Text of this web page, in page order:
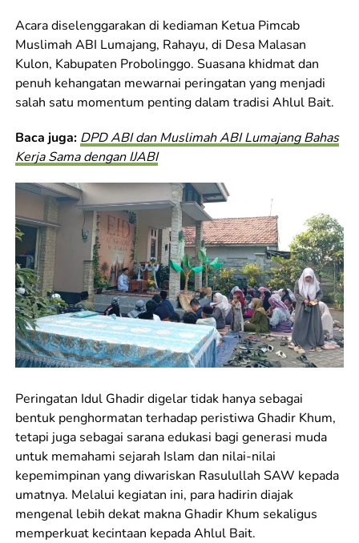
Acara diselenggarakan di kediaman Ketua Pimcab
Muslimah ABI Lumajang, Rahayu, di Desa Malasan
Kulon, Kabupaten Probolinggo. Suasana khidmat dan
penuh kehangatan mewarnai peringatan yang menjadi
salah satu momentum penting dalam tradisi Ahlul Bait.
Baca juga: DPD ABI dan Muslimah ABI Lumajang Bahas
Kerja Sama dengan IJABI
Peringatan Idul Ghadir digelar tidak hanya sebagai
bentuk penghormatan terhadap peristiwa Ghadir Khum,
tetapi juga sebagai sarana edukasi bagi generasi muda
untuk memahami sejarah Islam dan nilai-nilai
kepemimpinan yang diwariskan Rasulullah SAW kepada
umatnya. Melalui kegiatan ini, para hadirin diajak
mengenal lebih dekat makna Ghadir Khum sekaligus
memperkuat kecintaan kepada Ahlul Bait.